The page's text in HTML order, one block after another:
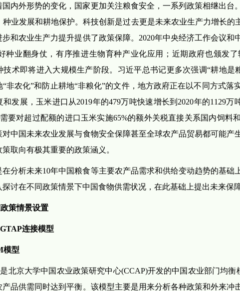
国内外形势的变化，国家更加关注粮食安全，一系列政策相继出台
种业发展和耕地保护。科技创新是过去更是未来农业生产力增长的
和农业生产力提升提供了政策保障。2020年中央经济工作会议和
种业翻身仗，有序推进生物育种产业化应用；近期政府也颁发
技术即将进入大规模生产阶段。习近平总书记更多次强调“耕地是
非农化”和防止耕地“非粮化”的文件，地方政府正在以不同方式落
发展，玉米进口从2019年的479万吨快速增长到2020年的1129万
要对超过配额的进口玉米实施65%的额外关税直接关系国内饲料
对中国未来农业发展与食物安全保障甚至全球农产品贸易都可能产
取向有极其重要的政策涵义。
分析未来10年中国粮食等主要农产品需求和供给变动趋势的基础
探讨在不同政策情景下中国食物供需状况，在此基础上提出未来保
策情景设置
连接模型
模型
北京大学中国农业政策研究中心(CCAP)开发的中国农业部门均
品供需同时达到平衡。该模型主要是用来分析各种政策和外来冲